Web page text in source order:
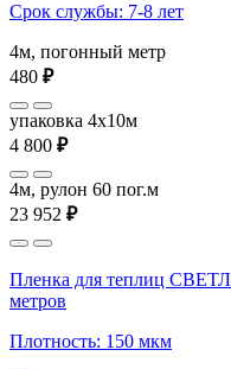
Срок службы: 7-8 лет
4м, погонный метр
480 ₽
упаковка 4x10м
4 800 ₽
4м, рулон 60 пог.м
23 952 ₽
Пленка для теплиц
метров
Плотность: 150 мкм